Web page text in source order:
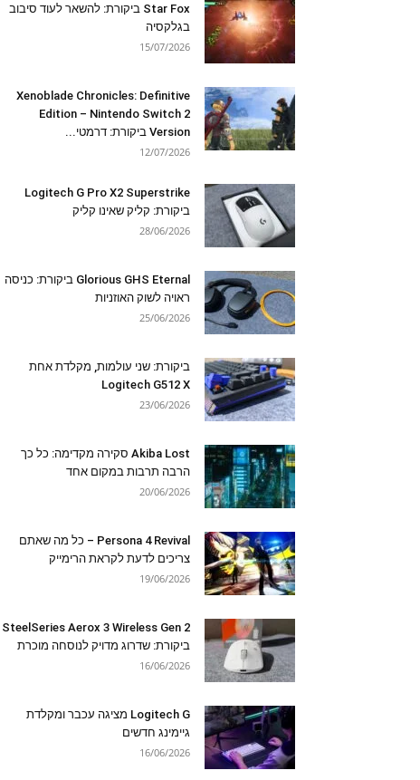
Star Fox ביקורת: להשאר לעוד סיבוב
בגלקסיה
15/07/2026
Xenoblade Chronicles: Definitive
Edition – Nintendo Switch 2
Version ביקורת: דרמטי...
12/07/2026
Logitech G Pro X2 Superstrike
ביקורת: קליק שאינו קליק
28/06/2026
Glorious GHS Eternal ביקורת: כניסה
ראויה לשוק האוזניות
25/06/2026
ביקורת: שני עולמות, מקלדת אחת
Logitech G512 X
23/06/2026
Akiba Lost סקירה מקדימה: כל כך
הרבה תרבות במקום אחד
20/06/2026
Persona 4 Revival – כל מה שאתם
צריכים לדעת לקראת הרימייק
19/06/2026
SteelSeries Aerox 3 Wireless Gen 2
ביקורת: שדרוג מדויק לנוסחה מוכרת
16/06/2026
Logitech G מציגה עכבר ומקלדת
גיימינג חדשים
16/06/2026